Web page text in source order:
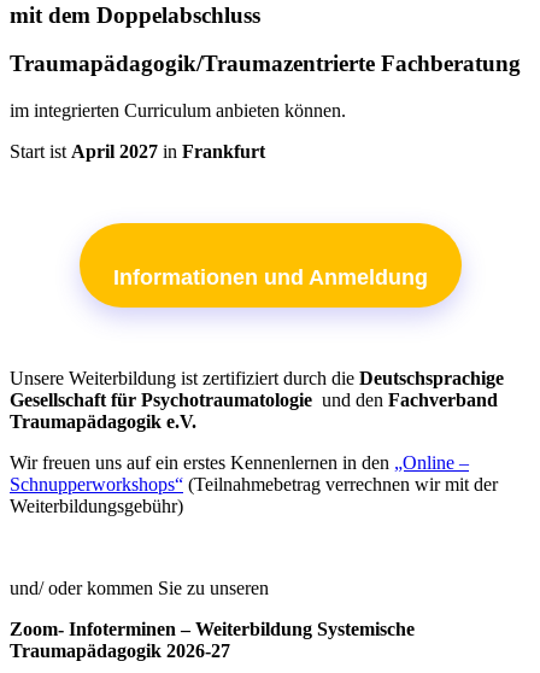
mit dem Doppelabschluss
Traumapädagogik/Traumazentrierte Fachberatung
im integrierten Curriculum anbieten können.
Start ist April 2027 in Frankfurt
Informationen und Anmeldung
Unsere Weiterbildung ist zertifiziert durch die Deutschsprachige
Gesellschaft für Psychotraumatologie und den Fachverband
Traumapädagogik e.V.
Wir freuen uns auf ein erstes Kennenlernen in den „Online –
Schnupperworkshops“ (Teilnahmebetrag verrechnen wir mit der
Weiterbildungsgebühr)
und/ oder kommen Sie zu unseren
Zoom- Infoterminen – Weiterbildung Systemische
Traumapädagogik 2026-27